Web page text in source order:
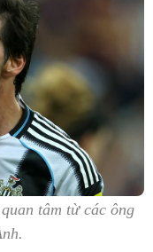
tâm từ các ông